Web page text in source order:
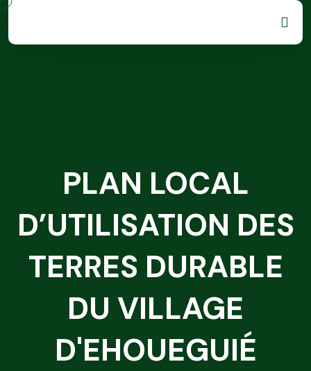
PLAN LOCAL
D’UTILISATION DES
TERRES DURABLE
DU VILLAGE
D'EHOUEGUIÉ